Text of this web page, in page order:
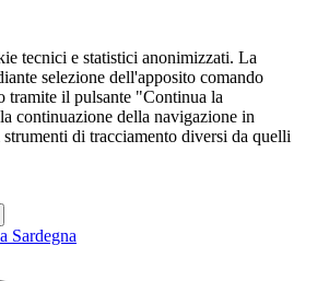
tecnici e statistici anonimizzati. La
selezione dell'apposito comando
tramite il pulsante "Continua la
continuazione della navigazione in
di tracciamento diversi da quelli
Sardegna